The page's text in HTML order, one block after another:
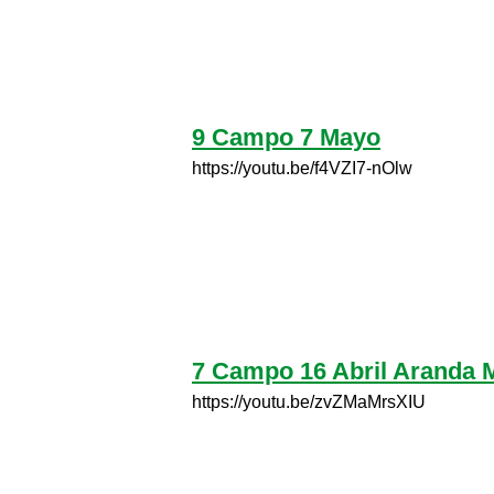
9 Campo 7 Mayo
https://youtu.be/f4VZI7-nOlw
7 Campo 16 Abril Aranda
https://youtu.be/zvZMaMrsXIU